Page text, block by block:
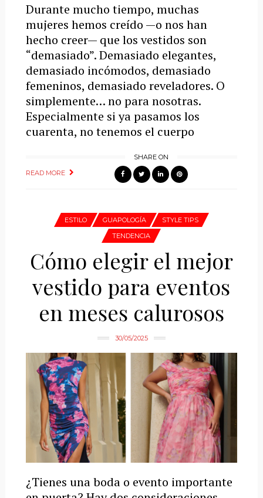
Durante mucho tiempo, muchas
mujeres hemos creído —o nos han
hecho creer— que los vestidos son
“demasiado”. Demasiado elegantes,
demasiado incómodos, demasiado
femeninos, demasiado reveladores. O
simplemente… no para nosotras.
Especialmente si ya pasamos los
cuarenta, no tenemos el cuerpo
READ MORE
SHARE ON
ESTILO GUAPOLOGÍA
STYLE TIPS
TENDENCIA
Cómo elegir el mejor
vestido para eventos
en meses calurosos
30/05/2025
¿Tienes una boda o evento importante